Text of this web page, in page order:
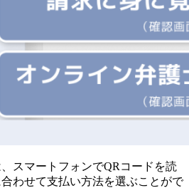
スマートフォンでQRコードを読
わせて支払い方法を選ぶことがで